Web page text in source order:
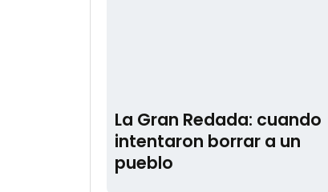
La Gran Redada: cuando
intentaron borrar a un
pueblo